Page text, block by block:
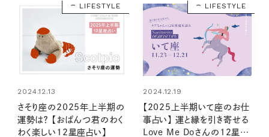
LIFESTYLE
2024.12.13
さそり座の2025年上半期の
運勢は？ 【おぱんつ君のわく
わく楽しい12星座占い】
LIFESTYLE
2024.12.19
【2025上半期いて座のお仕
事占い】 運と縁を引き寄せる
Love Me Doさんの12星座